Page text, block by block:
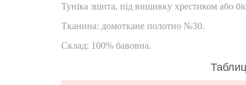
Туніка зшита, під вишивку хрестиком або
Тканина: домоткане полотно №30.
Склад: 100% бавовна.